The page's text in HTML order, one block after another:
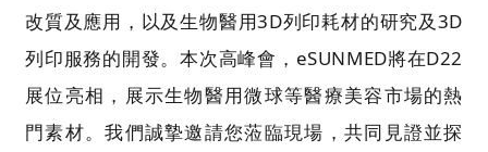
改質及應用，以及生物醫用3D列印耗材的研究及3D
列印服務的開發。本次高峰會，eSUNMED將在D22
展位亮相，展示生物醫用微球等醫療美容市場的熱
門素材。我們誠摯邀請您蒞臨現場，共同見證並探